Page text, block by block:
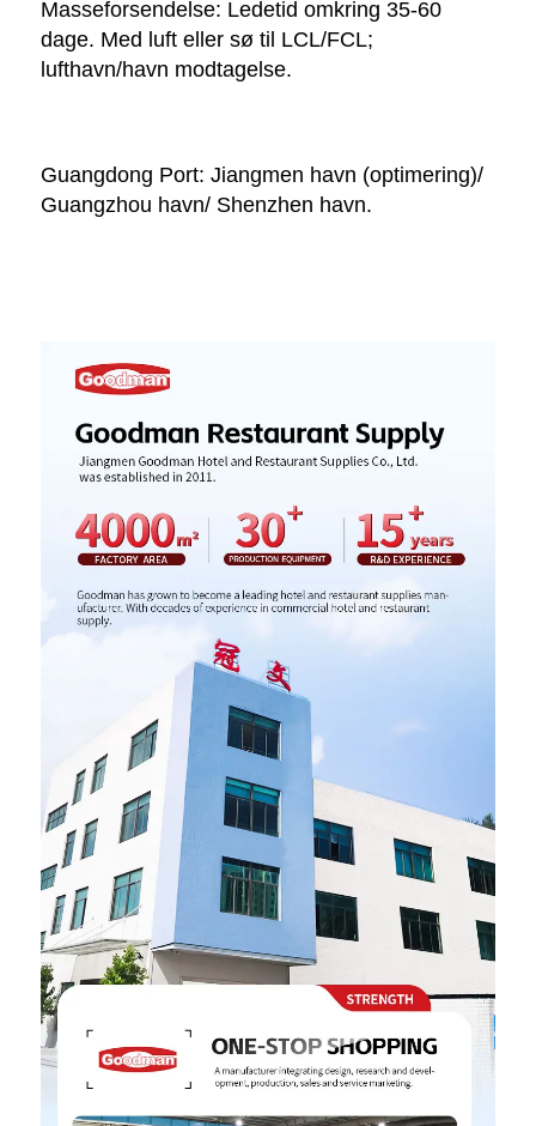
Masseforsendelse: Ledetid omkring 35-60
dage. Med luft eller sø til LCL/FCL;
lufthavn/havn modtagelse.
Guangdong Port: Jiangmen havn (optimering)/
Guangzhou havn/ Shenzhen havn.